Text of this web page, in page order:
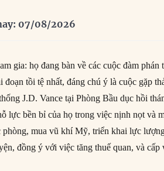
07/08/2026
gia: họ đang bàn về các cuộc đàm
tồi tệ nhất, đáng chú ý là cuộc gặp
J.D. Vance tại Phòng Bầu dục hồi
lực bền bỉ của họ trong việc nịnh nọt và
phòng, mua vũ khí Mỹ, triển khai lực
đồng ý với việc tăng thuế quan, và